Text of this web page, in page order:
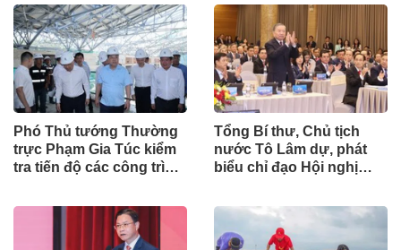
Phó Thủ tướng Thường
trực Phạm Gia Túc kiểm
tra tiến độ các công trình
Tổng Bí thư, Chủ tịch
nước Tô Lâm dự, phát
biểu chỉ đạo Hội nghị